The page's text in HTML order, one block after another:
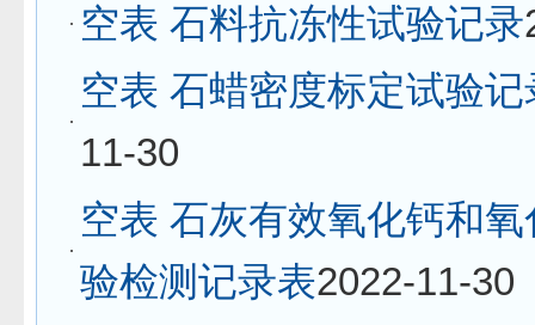
空表 石料抗冻性试验记录
空表 石蜡密度标定试验记
11-30
空表 石灰有效氧化钙和
验检测记录表2022-11-30